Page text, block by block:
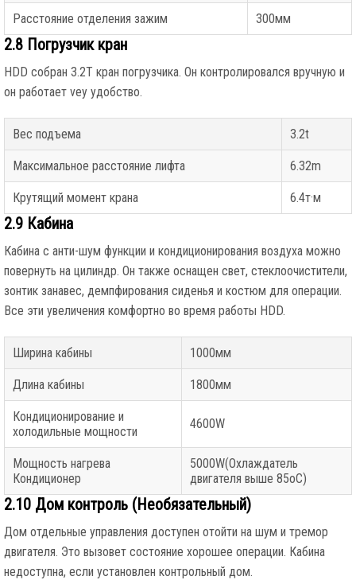
Расстояние отделения зажим 300мм
2.8 Погрузчик кран
HDD собран 3.2T кран погрузчика. Он контролировался вручную и
он работает vey удобство.
Вес подъема 3.2t
Максимальное расстояние лифта 6.32m
Крутящий момент крана 6.4т·м
2.9 Кабина
Кабина с анти-шум функции и кондиционирования воздуха можно
повернуть на цилиндр. Он также оснащен свет, стеклоочистители,
зонтик занавес, демпфирования сиденья и костюм для операции.
Все эти увеличения комфортно во время работы HDD.
Ширина кабины 1000мм
Длина кабины 1800мм
Кондиционирование и
холодильные мощности
4600W
Мощность нагрева
Кондиционер
5000W(Охлаждатель
двигателя выше 85oC)
2.10 Дом контроль (Необязательный)
Дом отдельные управления доступен отойти на шум и тремор
двигателя. Это вызовет состояние хорошее операции. Кабина
недоступна, если установлен контрольный дом.